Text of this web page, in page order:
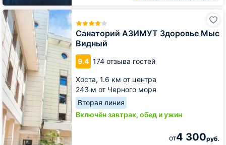
Санаторий АЗИМУТ Здоровье Мыс
Видный
9.4 174 отзыва гостей
Хоста, 1.6 км от центра
243 м от Черного моря
Вторая линия
Включён завтрак, обед и ужин
от4 300руб.
Санаторий
АЗИМУТ
Здоровье
Мыс
Видный